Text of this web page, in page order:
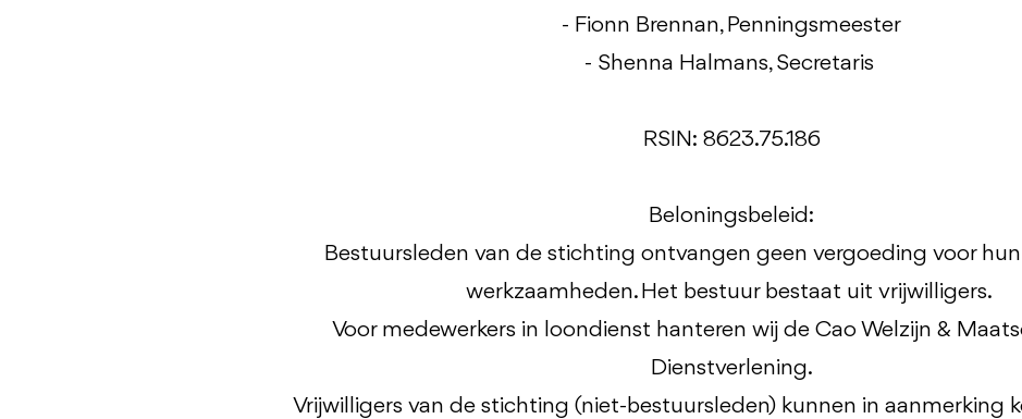
- Fionn Brennan, Penningsmeester
- Shenna Halmans, Secretaris
RSIN: 8623.75.186
Beloningsbeleid:
Bestuursleden van de stichting ontvangen geen vergoeding voor
werkzaamheden. Het bestuur bestaat uit vrijwilligers.
Voor medewerkers in loondienst hanteren wij de Cao Welzijn &
Dienstverlening.
Vrijwilligers van de stichting (niet-bestuursleden) kunnen in aanmerking